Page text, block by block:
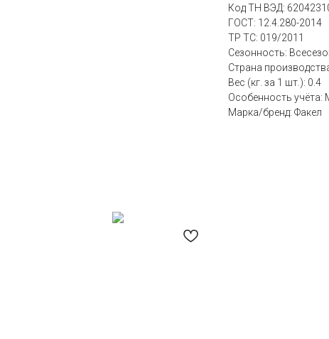
Код ТН ВЭД:
ГОСТ: 12.4.280-2014
ТР ТС: 019/2011
Сезонность:
Страна
Вес (кг. за 1 шт.): 0.4
Особенность учёта:
Марка/бренд: Факел